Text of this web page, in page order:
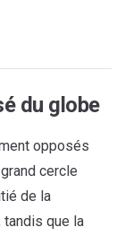
du globe
opposés
cercle
de la
tandis que la